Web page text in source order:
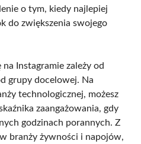
o tym, kiedy najlepiej
do zwiększenia swojego
Instagramie zależy od
grupy docelowej. Na
technologicznej, możesz
zaangażowania, gdy
godzinach porannych. Z
branży żywności i napojów,